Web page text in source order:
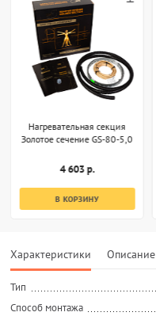
Нагревательная секция
Золотое сечение GS-80-5,0
4 603 р.
В КОРЗИНУ
Характеристики Описание
Тип
Способ монтажа